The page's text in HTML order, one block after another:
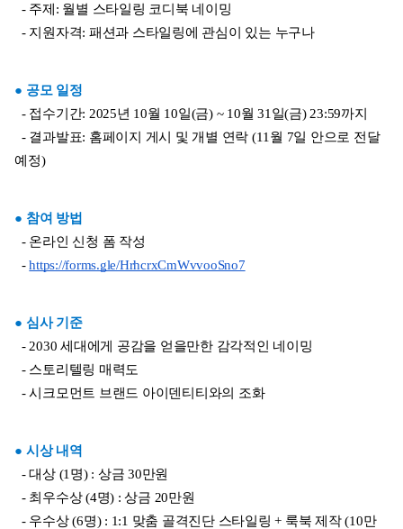
- 주제: 월별 스타일링 코디북 네이밍
- 지원자격: 패션과 스타일링에 관심이 있는 누구나
● 공모 일정
- 접수기간: 2025년 10월 10일(금) ~ 10월 31일(금) 23:59까지
- 결과발표: 홈페이지 게시 및 개별 연락 (11월 7일 안으로 전달
예정)
● 참여 방법
- 온라인 신청 폼 작성
- https://forms.gle/HrhcrxCmWvvooSno7
● 심사 기준
- 2030 세대에게 공감을 얻을만한 감각적인 네이밍
- 스토리텔링 매력도
- 시크모먼트 브랜드 아이덴티티와의 조화
● 시상 내역
- 대상 (1명) : 상금 30만원
- 최우수상 (4명) : 상금 20만원
- 우수상 (6명) : 1:1 맞춤 골격진단 스타일링 + 룩북 제작 (10만